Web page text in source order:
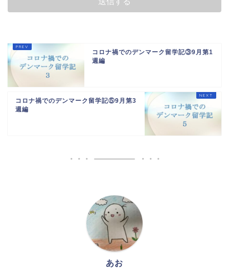
コロナ禍でのデンマーク留学記③9月第1
週編
コロナ禍でのデンマーク留学記⑤9月第3
週編
あお